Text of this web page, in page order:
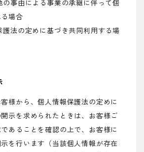
の事由による事業の承継に伴って個
場合
護法の定めに基づき共同利用する場
様から、個人情報保護法の定めに
示を求められたときは、お客様ご
あることを確認の上で、お客様に
を行います（当該個人情報が存在